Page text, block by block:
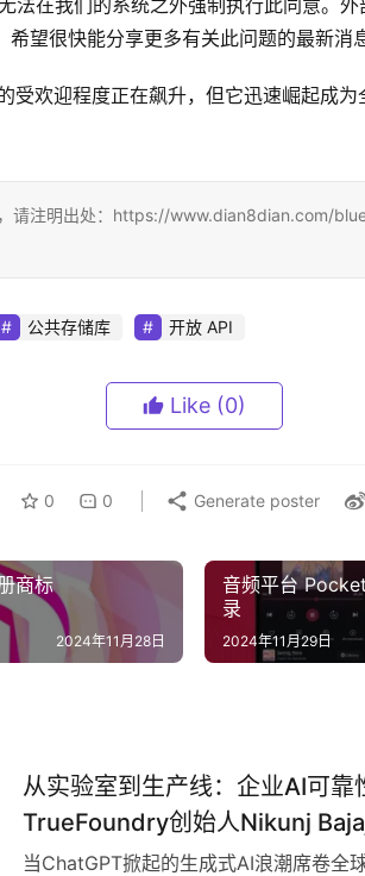
望很快能分享更多有关此问题的最新消
受欢迎程度正在飙升，但它迅速崛起成
，请注明出处：https://www.dian8dian.com/
公共存储库 开放 API
Like (0)
0 0 Generate poster
商标
2024年11月28日
音频平台
录
2024年11月29日
从实验室到生产线：企业AI可
TrueFoundry创始人Nikunj
当ChatGPT掀起的生成式AI浪潮席卷全